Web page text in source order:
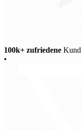
100k+ zufriedene
•